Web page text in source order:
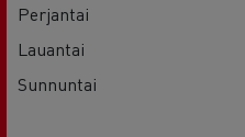
Perjantai
Lauantai
Sunnuntai